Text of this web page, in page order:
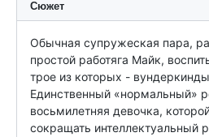
Сюжет
Обычная супружеская пара,
простой работяга Майк,
трое из которых -
Единственный «нормальный»
восьмилетняя девочка,
сокращать интеллектуальный